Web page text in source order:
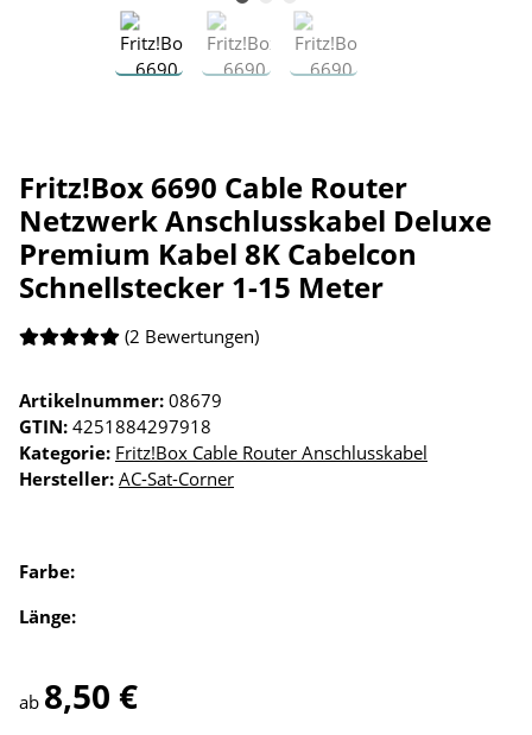
Fritz!Box 6690 Cable Router
Netzwerk Anschlusskabel Deluxe
Premium Kabel 8K Cabelcon
Schnellstecker 1-15 Meter
(2 Bewertungen)
Artikelnummer: 08679
GTIN: 4251884297918
Kategorie: Fritz!Box Cable Router Anschlusskabel
Hersteller: AC-Sat-Corner
Farbe:
Länge:
ab 8,50 €